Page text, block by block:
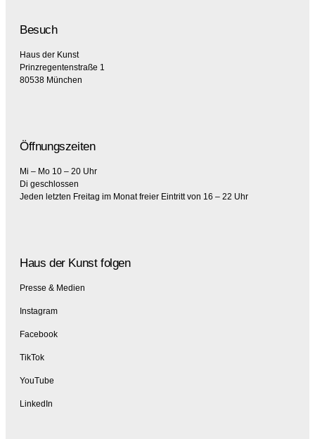
Besuch
Haus der Kunst
Prinzregentenstraße 1
80538 München
Öffnungszeiten
Mi – Mo 10 – 20 Uhr
Di geschlossen
Jeden letzten Freitag im Monat freier Eintritt von 16 – 22 Uhr
Haus der Kunst folgen
Presse & Medien
Instagram
Facebook
TikTok
YouTube
LinkedIn